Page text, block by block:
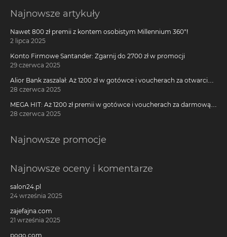
Najnowsze artykuły
Nawet 800 zł premii z kontem osobistym Millennium 360°!
2 lipca 2025
Konto Firmowe Santander: Zgarnij do 2700 zł w promocji
29 czerwca 2025
Alior Bank zaszalał: Aż 1200 zł w gotówce i voucherach za otwarcie
darmowego konta!
28 czerwca 2025
MEGA HIT: Aż 1200 zł premii w gotówce i voucherach za darmową
kartę kredytową Citi Simplicity
28 czerwca 2025
Najnowsze promocje
Najnowsze oceny i komentarze
salon24.pl
24 września 2025
zajefajna.com
21 września 2025
pogo.com